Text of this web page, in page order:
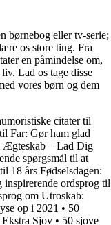
børnebog eller tv-serie;
os store ting. Fra
en påmindelse om,
Lad os tage disse
vores børn og dem
citater til
Far: Gør ham glad
Ægteskab – Lad Dig
spørgsmål til at
18 års Fødselsdagen:
inspirerende ordsprog til
om Utroskab:
op i 2021 • 50
Ekstra Sjov • 50 sjove